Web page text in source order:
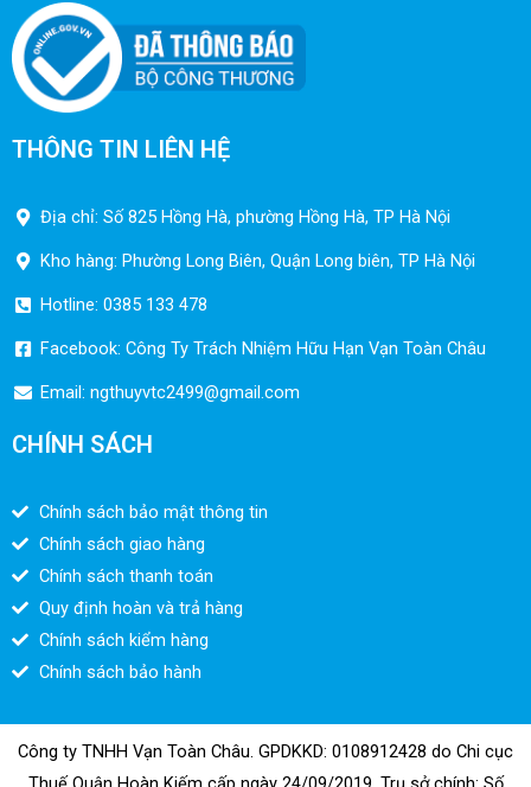
THÔNG TIN LIÊN HỆ
Địa chỉ: Số 825 Hồng Hà, phường Hồng Hà, TP Hà Nội
Kho hàng: Phường Long Biên, Quận Long biên, TP Hà Nội
Hotline: 0385 133 478
Facebook: Công Ty Trách Nhiệm Hữu Hạn Vạn Toàn Châu
Email: ngthuyvtc2499@gmail.com
CHÍNH SÁCH
Chính sách bảo mật thông tin
Chính sách giao hàng
Chính sách thanh toán
Quy định hoàn và trả hàng
Chính sách kiểm hàng
Chính sách bảo hành
Công ty TNHH Vạn Toàn Châu. GPDKKD: 0108912428 do Chi cục